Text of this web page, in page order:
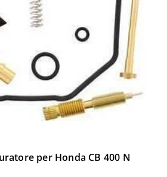
per Honda CB 400 N